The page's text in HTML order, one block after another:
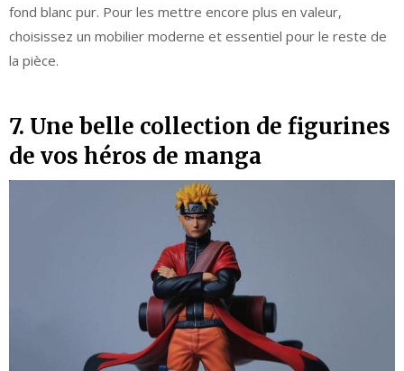
fond blanc pur. Pour les mettre encore plus en valeur,
choisissez un mobilier moderne et essentiel pour le reste de
la pièce.
7. Une belle collection de figurines
de vos héros de manga